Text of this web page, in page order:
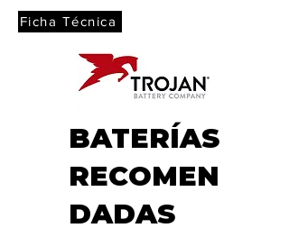
Ficha Técnica
BATERÍAS
RECOMEN
DADAS